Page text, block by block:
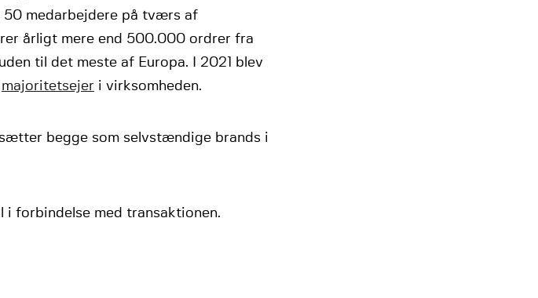
50 medarbejdere på tværs af
årligt mere end 500.000 ordrer fra
til det meste af Europa. I 2021 blev
majoritetsejer i virksomheden.
begge som selvstændige brands i
i forbindelse med transaktionen.